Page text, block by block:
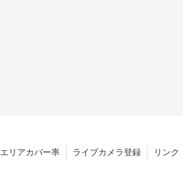
エリアカバー率 ライブカメラ登録 リンク